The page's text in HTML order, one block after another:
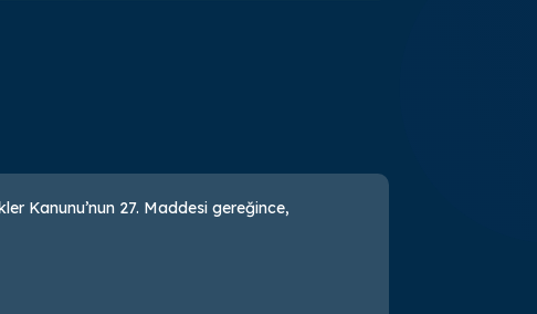
Kanunu’nun 27. Maddesi gereğince,